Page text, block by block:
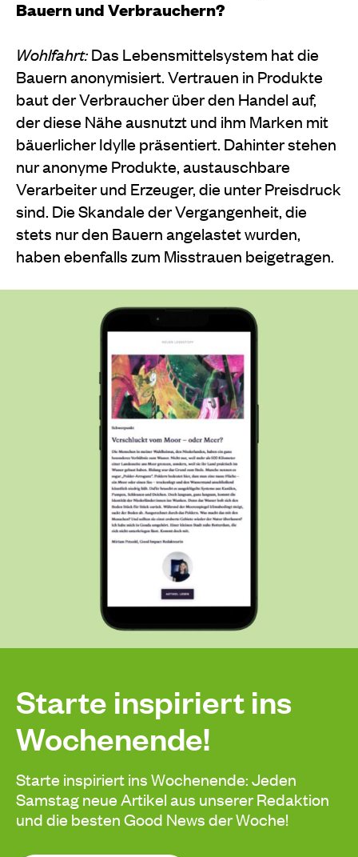
Bauern und Verbrauchern?
Wohlfahrt:Das Lebensmittelsystem hat die
Bauern anonymisiert. Vertrauen in Produkte
baut der Verbrau­cher über den Handel auf,
der diese Nähe ausnutzt und ihm Marken mit
bäuerlicher Idylle präsentiert. Dahinter stehen
nur anonyme Produkte, austausch­bare
Verarbeiter und Erzeuger, die unter Preisdruck
sind. Die Skandale der Vergangenheit, die
stets nur den Bauern angelastet wurden,
haben ebenfalls zum Misstrauen beigetragen.
Starte inspiriert ins
Wochenende!
Starte inspiriert ins Wochenende: Jeden
Samstag neue Artikel aus unserer Redaktion
und die besten Good News der Woche!